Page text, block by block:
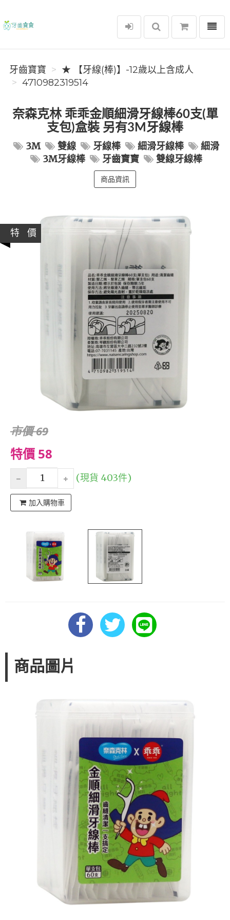
牙齒寶寶
選單
牙齒寶寶
★ 【牙線(棒)】-12歲以上含成人
4710982319514
奈森克林 乖乖金順細滑牙線棒60支(單
支包)盒裝 另有3M牙線棒
3M 雙線 牙線棒 細滑牙線棒
細滑
3M牙線棒
牙齒寶寶 雙線牙線棒
商品資訊
特 價
市價 69
特價 58
(現貨 403件)
加入購物車
商品圖片